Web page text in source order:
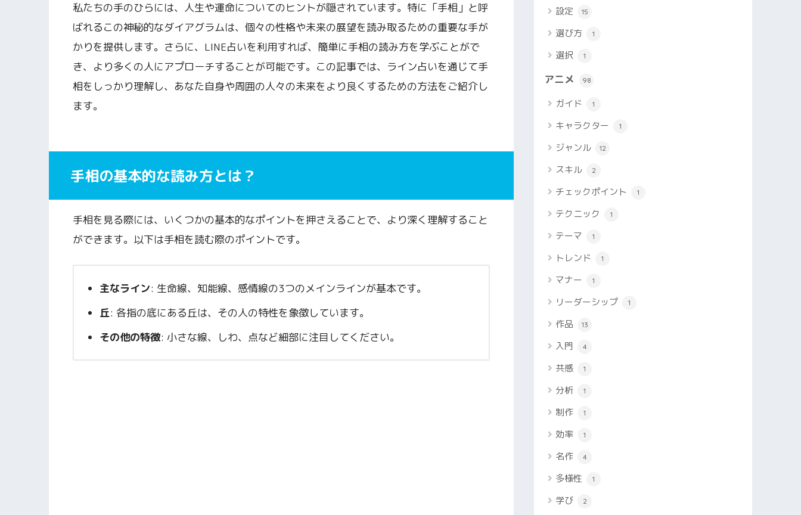
私たちの手のひらには、人生や運命についてのヒントが隠されています。特に「手相」と呼
ばれるこの神秘的なダイアグラムは、個々の性格や未来の展望を読み取るための重要な手が
かりを提供します。さらに、LINE占いを利用すれば、簡単に手相の読み方を学ぶことがで
き、より多くの人にアプローチすることが可能です。この記事では、ライン占いを通じて手
相をしっかり理解し、あなた自身や周囲の人々の未来をより良くするための方法をご紹介し
ます。
手相の基本的な読み方とは？
手相を見る際には、いくつかの基本的なポイントを押さえることで、より深く理解すること
ができます。以下は手相を読む際のポイントです。
主なライン: 生命線、知能線、感情線の3つのメインラインが基本です。
丘: 各指の底にある丘は、その人の特性を象徴しています。
その他の特徴: 小さな線、しわ、点など細部に注目してください。
設定 15
選び方 1
選択 1
アニメ 98
ガイド 1
キャラクター 1
ジャンル 12
スキル 2
チェックポイント 1
テクニック 1
テーマ 1
トレンド 1
マナー 1
リーダーシップ 1
作品 13
入門 4
共感 1
分析 1
制作 1
効率 1
名作 4
多様性 1
学び 2